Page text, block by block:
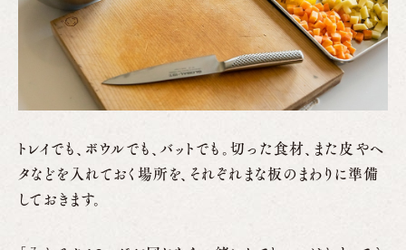
トレイでも、ボウルでも、バットでも。切った食材、また皮やヘ
タなどを入れておく場所を、それぞれまな板のまわりに準備
しておきます。